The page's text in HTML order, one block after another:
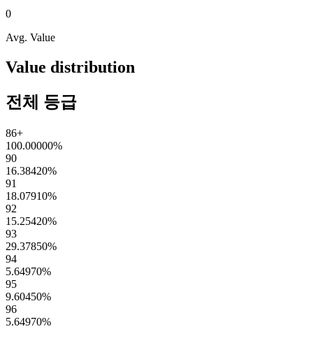
0
Avg. Value
Value distribution
전체 등급
86+
100.00000%
90
16.38420%
91
18.07910%
92
15.25420%
93
29.37850%
94
5.64970%
95
9.60450%
96
5.64970%